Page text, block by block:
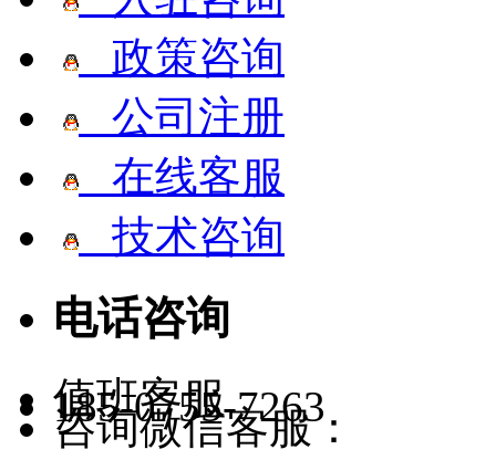
政策咨询
公司注册
在线客服
技术咨询
电话咨询
值班客服
185-0755-7263
咨询微信客服：